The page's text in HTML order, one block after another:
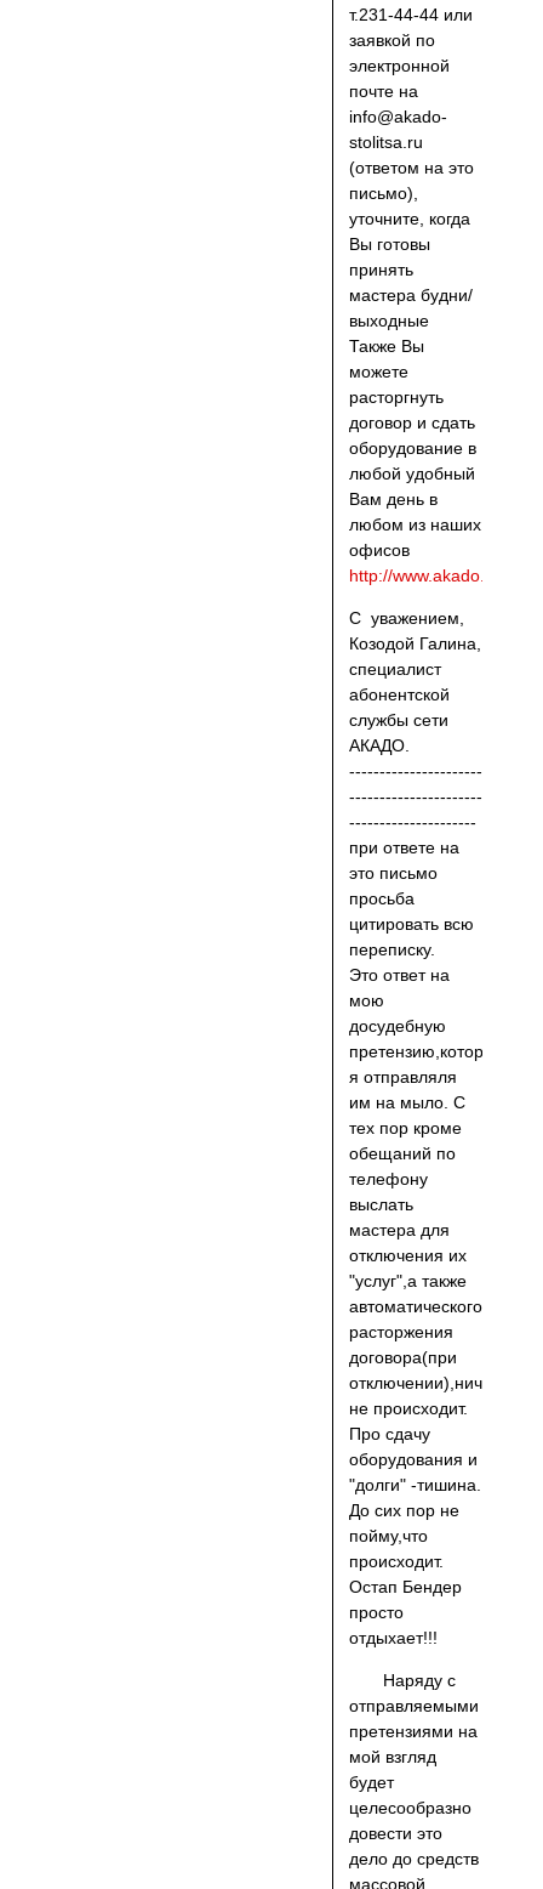
т.231-44-44 или
заявкой по
электронной
почте на
info@akado-
stolitsa.ru
(ответом на это
письмо),
уточните, когда
Вы готовы
принять
мастера будни/
выходные
Также Вы
можете
расторгнуть
договор и сдать
оборудование в
любой удобный
Вам день в
любом из наших
офисов
http://www.akado.ru/
С уважением,
Козодой Галина,
специалист
абонентской
службы сети
АКАДО.
----------------------
----------------------
---------------------
при ответе на
это письмо
просьба
цитировать всю
переписку.
Это ответ на
мою
досудебную
претензию,которую
я отправляля
им на мыло. С
тех пор кроме
обещаний по
телефону
выслать
мастера для
отключения их
"услуг",а также
автоматического
расторжения
договора(при
отключении),ничего
не происходит.
Про сдачу
оборудования и
"долги" -тишина.
До сих пор не
пойму,что
происходит.
Остап Бендер
просто
отдыхает!!!
Наряду с
отправляемыми
претензиями на
мой взгляд
будет
целесообразно
довести это
дело до средств
массовой